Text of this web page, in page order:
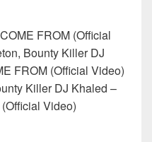
FROM (Official
Bounty Killer DJ
FROM (Official Video)
Killer DJ Khaled –
Video)
YOU COME FROM